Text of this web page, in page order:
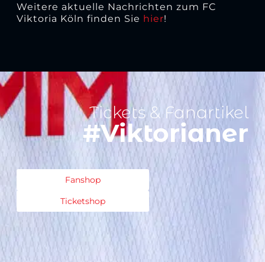
Weitere aktuelle Nachrichten zum FC
Viktoria Köln finden Sie hier!
Tickets & Fanartikel
#Viktorianer
Fanshop
Ticketshop